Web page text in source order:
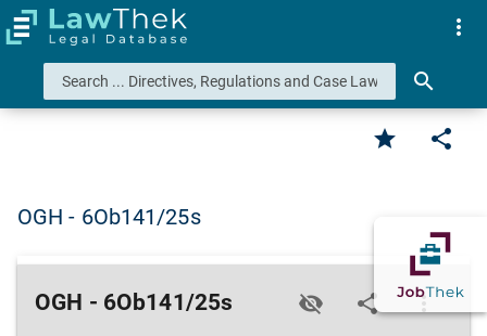
search
more_vert
star share
OGH - 6Ob141/25s
OGH - 6Ob141/25s visibility_off share more_vert